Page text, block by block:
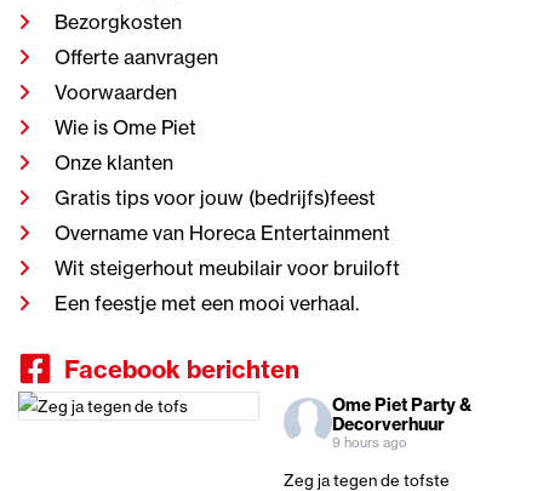
Bezorgkosten
Offerte aanvragen
Voorwaarden
Wie is Ome Piet
Onze klanten
Gratis tips voor jouw (bedrijfs)feest
Overname van Horeca Entertainment
Wit steigerhout meubilair voor bruiloft
Een feestje met een mooi verhaal.
Facebook berichten
Ome Piet Party &
Decorverhuur
9 hours ago
Zeg ja tegen de tofste